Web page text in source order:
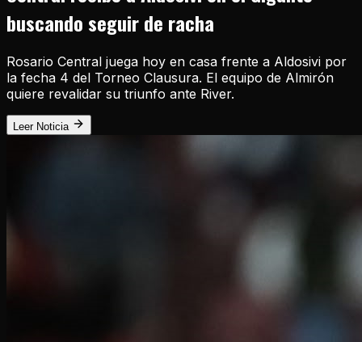
buscando seguir de racha
Rosario Central juega hoy en casa frente a Aldosivi por
la fecha 4 del Torneo Clausura. El equipo de Almirón
quiere revalidar su triunfo ante River.
Leer Noticia